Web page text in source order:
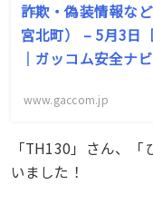
詐欺・偽装情報な
宮北町） – 5月3日
｜ガッコム安全ナビ
www.gaccom.jp
「TH130」さん、
いました！